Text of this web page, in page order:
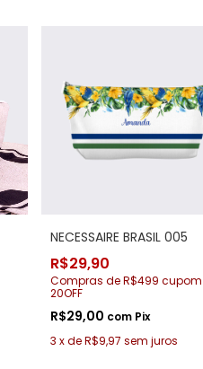
NECESSAIRE BRASIL 005
R$29,90
Compras de R$499 cupom
20OFF
R$29,00 com Pix
3 xdeR$9,97 sem juros